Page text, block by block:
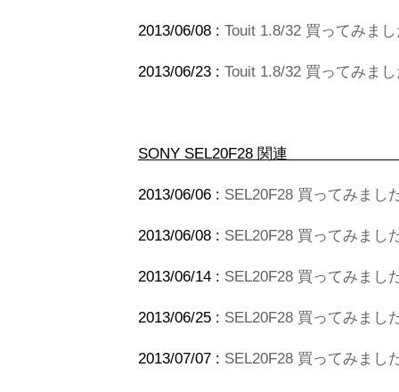
2013/06/08 : Touit 1.8/32 買ってみま
2013/06/23 : Touit 1.8/32 買ってみま
SONY
2013/06/06 : SEL20F28 買ってみまし
2013/06/08 : SEL20F28 買ってみまし
2013/06/14 : SEL20F28 買ってみまし
2013/06/25 : SEL20F28 買ってみまし
2013/07/07 : SEL20F28 買ってみまし